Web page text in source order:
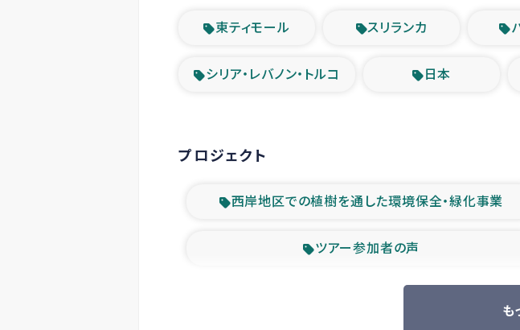
東ティモール スリランカ
シリア・レバノン・トルコ 日本
プロジェクト
西岸地区での植樹を通した環境保全・緑化事業
ツアー参加者の声
緊急救援の時代
も